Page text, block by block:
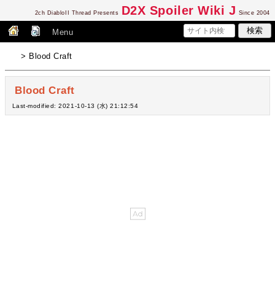
2ch DiabloII Thread Presents D2X Spoiler Wiki J Since 2004
Menu
> Blood Craft
Blood Craft
Last-modified: 2021-10-13 (水) 21:12:54